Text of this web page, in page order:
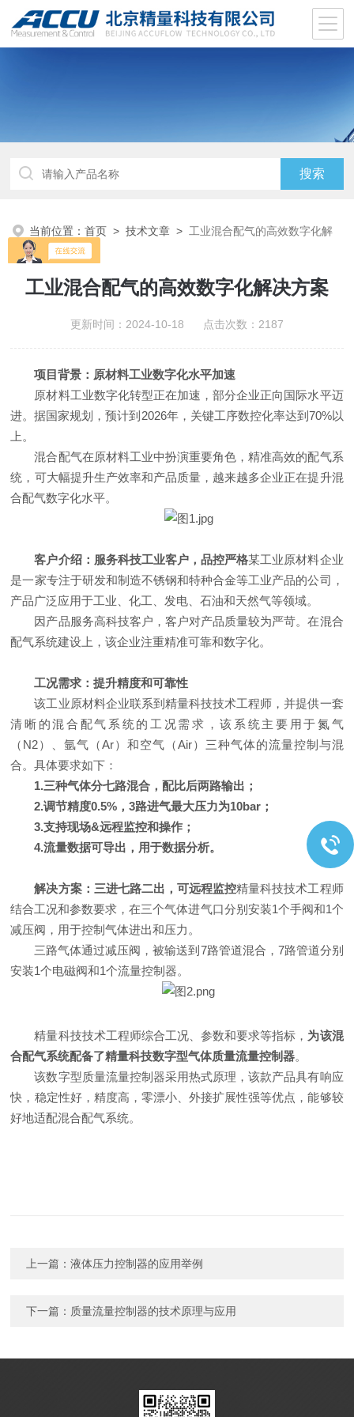
当前位置：首页 >技术文章 > 工业混合配气的高效数字化解
决方案
工业混合配气的高效数字化解决方案
更新时间：2024-10-18 点击次数：2187
项目背景：原材料工业数字化水平加速
原材料工业数字化转型正在加速，部分企业正向国际水平迈
进。据国家规划，预计到 2026年，关键工序数控化率达到 70%以
上。
混合配气在原材料工业中扮演重要角色，精准高效的配气系
统，可大幅提升生产效率和产品质量，越来越多企业正在提升混
合配气数字化水平。
客户介绍：服务科技工业客户，品控严格某工业原材料企业
是一家专注于研发和制造不锈钢和特种合金等工业产品的公司，
产品广泛应用于工业、化工、发电、石油和天然气等领域。
因产品服务高科技客户，客户对产品质量较为严苛。在混合
配气系统建设上，该企业注重精准可靠和数字化。
工况需求：提升精度和可靠性
该工业原材料企业联系到精量科技技术工程师，并提供一套
清晰的混合配气系统的工况需求，该系统主要用于氮气
（ N2）、氩气（Ar）和空气（Air）三种气体的流量控制与混
合。具体要求如下：
1.三种气体分七路混合，配比后两路输出；
2.调节精度0.5% ，3路进气最大压力为10bar ；
3.支持现场&远程监控和操作；
4.流量数据可导出，用于数据分析。
解决方案：三进七路二出，可远程监控精量科技技术工程师
结合工况和参数要求，在三个气体进气口分别安装1个手阀和1个
减压阀，用于控制气体进出和压力。
三路气体通过减压阀，被输送到 7路管道混合， 7路管道分别
安装1个电磁阀和1个流量控制器。
精量科技技术工程师综合工况、参数和要求等指标， 为该混
合配气系统配备了精量科技数字型气体质量流量控制器。
该数字型质量流量控制器采用热式原理，该款产品具有响应
快，稳定性好，精度高，零漂小、外接扩展性强等优点，能够较
好地适配混合配气系统。
上一篇：液体压力控制器的应用举例
下一篇： 质量流量控制器的技术原理与应用